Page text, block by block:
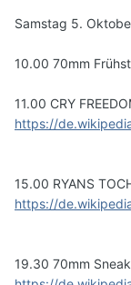
Samstag 5.
10.00 70mm
11.00 CRY
https://
15.00 RYANS
https://
19.30 70mm